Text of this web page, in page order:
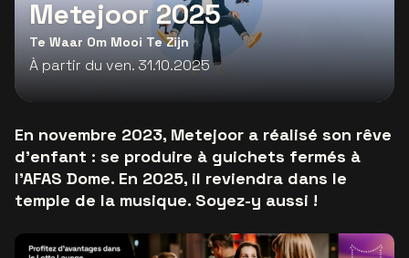
Metejoor 2025
Te Waar Om Mooi Te Zijn
À partir du ven. 31.10.2025
En novembre 2023, Metejoor a réalisé son rêve
d'enfant : se produire à guichets fermés à
l'AFAS Dome. En 2025, il reviendra dans le
temple de la musique. Soyez-y aussi !